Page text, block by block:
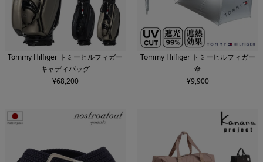
Tommy Hilfiger トミーヒルフィガー
キャディバッグ
¥68,200
Tommy Hilfiger トミーヒルフィガー
傘
¥9,900